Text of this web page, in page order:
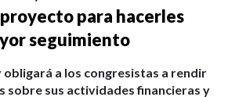
para hacerles
seguimiento
obligará a los congresistas a rendir
sobre sus actividades financieras y